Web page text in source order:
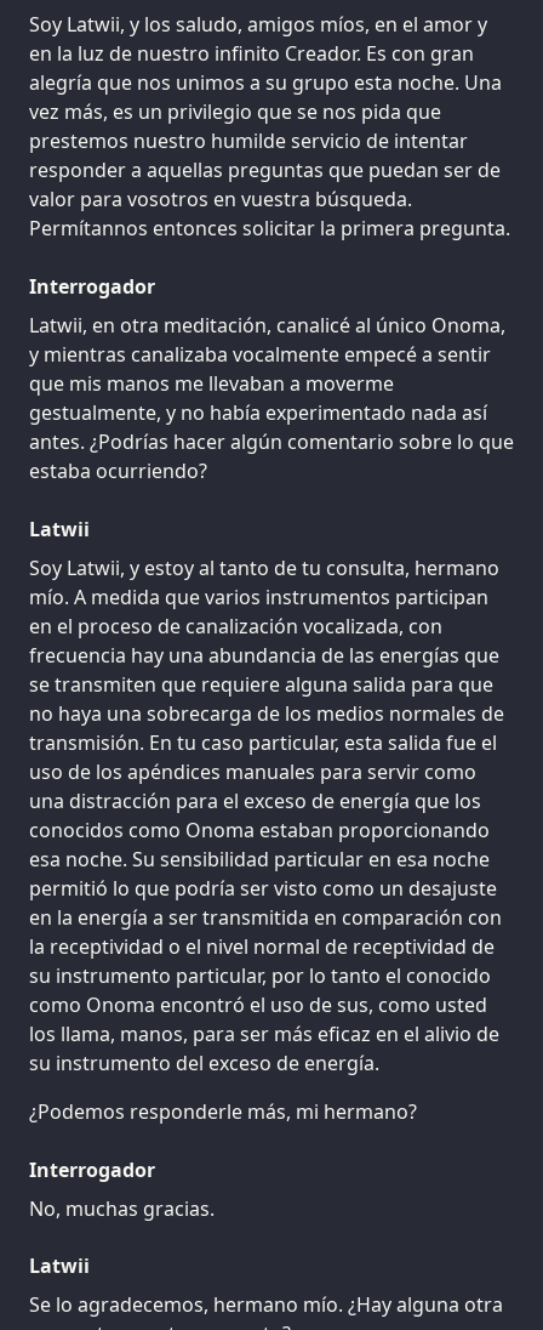
Soy Latwii, y los saludo, amigos míos, en el amor y
en la luz de nuestro infinito Creador. Es con gran
alegría que nos unimos a su grupo esta noche. Una
vez más, es un privilegio que se nos pida que
prestemos nuestro humilde servicio de intentar
responder a aquellas preguntas que puedan ser de
valor para vosotros en vuestra búsqueda.
Permítannos entonces solicitar la primera pregunta.
Interrogador
Latwii, en otra meditación, canalicé al único Onoma,
y mientras canalizaba vocalmente empecé a sentir
que mis manos me llevaban a moverme
gestualmente, y no había experimentado nada así
antes. ¿Podrías hacer algún comentario sobre lo que
estaba ocurriendo?
Latwii
Soy Latwii, y estoy al tanto de tu consulta, hermano
mío. A medida que varios instrumentos participan
en el proceso de canalización vocalizada, con
frecuencia hay una abundancia de las energías que
se transmiten que requiere alguna salida para que
no haya una sobrecarga de los medios normales de
transmisión. En tu caso particular, esta salida fue el
uso de los apéndices manuales para servir como
una distracción para el exceso de energía que los
conocidos como Onoma estaban proporcionando
esa noche. Su sensibilidad particular en esa noche
permitió lo que podría ser visto como un desajuste
en la energía a ser transmitida en comparación con
la receptividad o el nivel normal de receptividad de
su instrumento particular, por lo tanto el conocido
como Onoma encontró el uso de sus, como usted
los llama, manos, para ser más eficaz en el alivio de
su instrumento del exceso de energía.
¿Podemos responderle más, mi hermano?
Interrogador
No, muchas gracias.
Latwii
Se lo agradecemos, hermano mío. ¿Hay alguna otra